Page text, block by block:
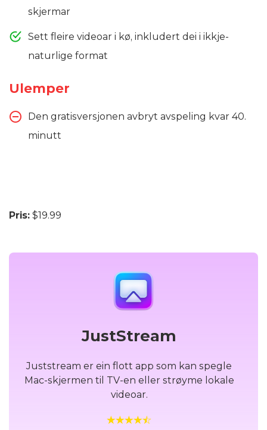
skjermar
Sett fleire videoar i kø, inkludert dei i ikkje-
naturlige format
Ulemper
Den gratisversjonen avbryt avspeling kvar 40.
minutt
Pris: $19.99
JustStream
Juststream er ein flott app som kan spegle
Mac-skjermen til TV-en eller strøyme lokale
videoar.